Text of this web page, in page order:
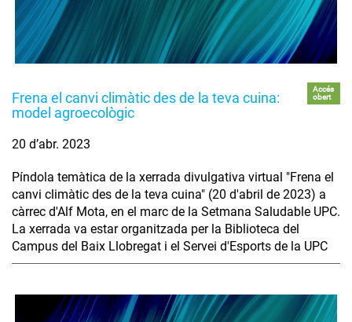
Frena el canvi climàtic des de la teva cuina:
model agroecològic
Accés
obert
20 d’abr. 2023
Píndola temàtica de la xerrada divulgativa virtual "Frena el
canvi climàtic des de la teva cuina" (20 d'abril de 2023) a
càrrec d'Alf Mota, en el marc de la Setmana Saludable UPC.
La xerrada va estar organitzada per la Biblioteca del
Campus del Baix Llobregat i el Servei d'Esports de la UPC